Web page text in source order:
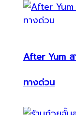
After Yum ส
ทางด่วน